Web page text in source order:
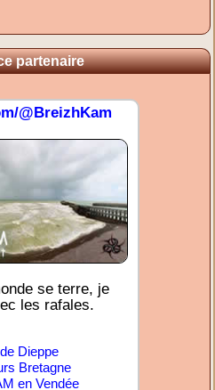
partenaire
@BreizhKam
se terre, je
les rafales.
Dieppe
Bretagne
en Vendée